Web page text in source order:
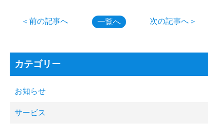
＜前の記事へ 一覧へ 次の記事へ＞
カテゴリー
お知らせ
サービス